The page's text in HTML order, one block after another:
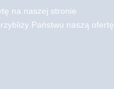
na naszej stronie
Państwu naszą ofertę.